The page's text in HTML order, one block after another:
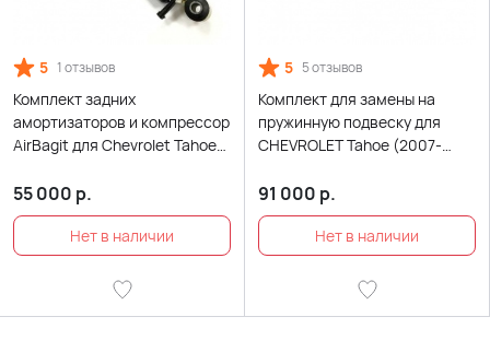
5 1 отзывов
Комплект задних
амортизаторов и компрессор
AirBagit для Chevrolet Tahoe
55 000 р.
5 5 отзывов
Комплект для замены на
пружинную подвеску для
CHEVROLET Tahoe (2007-
91 000 р.